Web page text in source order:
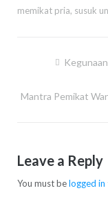
memikat pria, susuk
Mantra Pemikat
Leave a Reply
You must belogged in